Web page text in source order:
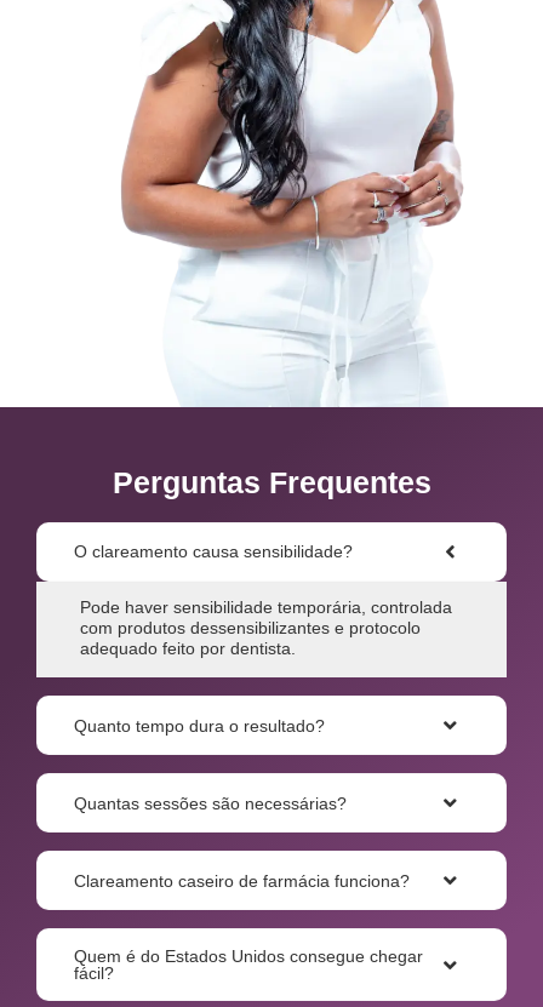
Perguntas Frequentes
O clareamento causa sensibilidade?
Pode haver sensibilidade temporária, controlada
com produtos dessensibilizantes e protocolo
adequado feito por dentista.
Quanto tempo dura o resultado?
Quantas sessões são necessárias?
Clareamento caseiro de farmácia funciona?
Quem é do Estados Unidos consegue chegar
fácil?